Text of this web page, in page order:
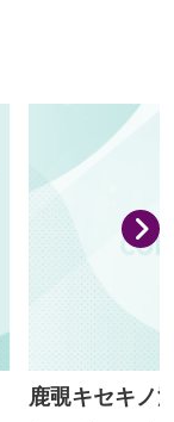
みうどん 850円 醤油味の汁に打ち
麺を煮込んだ
郷土料理です
はご賞味いただ
チェック！
鹿覗キセキ